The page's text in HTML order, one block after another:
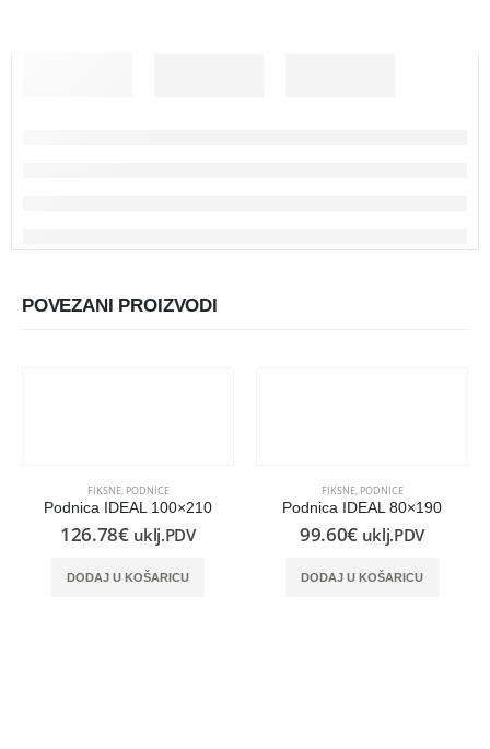
POVEZANI PROIZVODI
FIKSNE, PODNICE
Podnica IDEAL 100×210
126.78€ uklj.PDV
DODAJ U KOŠARICU
FIKSNE, PODNICE
Podnica IDEAL 80×190
99.60€ uklj.PDV
DODAJ U KOŠARICU